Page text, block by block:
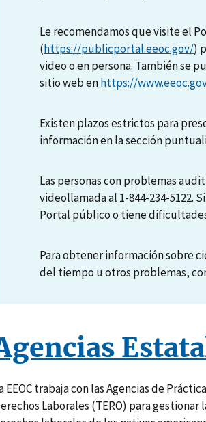
Le recomendamos que visite el
(https://publicportal.eeoc.gov/)
video o en persona. También se
sitio web enhttps://
Existen plazos estrictos para
información en la sección
Las personas con problemas
videollamada al 1-844-234-5122.
Portal público o tiene
Para obtener información sobre
del tiempo u otros problemas,
EEOC trabaja con las Agencias de
Laborales (TERO) para